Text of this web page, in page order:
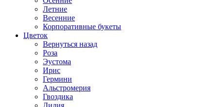
Летние
Весенние
Корпоративные букеты
Цветок
Вернуться назад
Роза
Эустома
Ирис
Гермини
Альстромерия
Гвоздика
Лилия